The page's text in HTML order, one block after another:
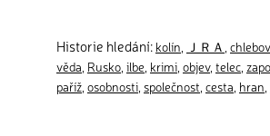
Historie hledání: kolín ＪＲＡ
věda Rusko ilbe krimi objev, telec
paříž osobnosti společnost cesta hran